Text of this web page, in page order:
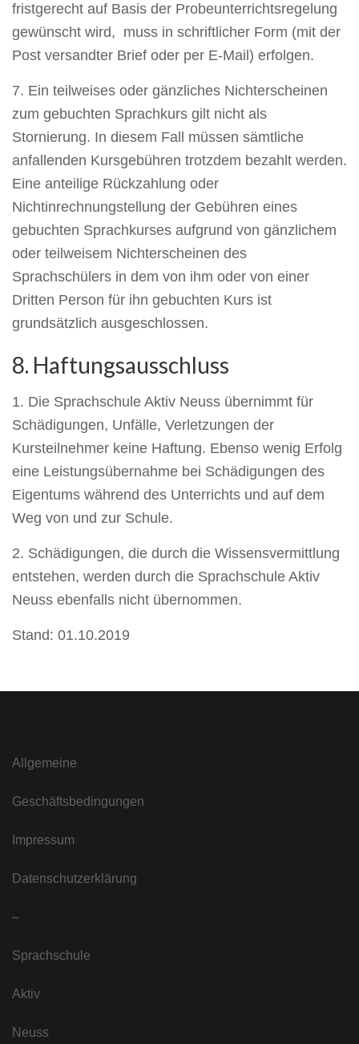
fristgerecht auf Basis der Probeunterrichtsregelung
gewünscht wird, muss in schriftlicher Form (mit der
Post versandter Brief oder per E-Mail) erfolgen.
7. Ein teilweises oder gänzliches Nichterscheinen
zum gebuchten Sprachkurs gilt nicht als
Stornierung. In diesem Fall müssen sämtliche
anfallenden Kursgebühren trotzdem bezahlt werden.
Eine anteilige Rückzahlung oder
Nichtinrechnungstellung der Gebühren eines
gebuchten Sprachkurses aufgrund von gänzlichem
oder teilweisem Nichterscheinen des
Sprachschülers in dem von ihm oder von einer
Dritten Person für ihn gebuchten Kurs ist
grundsätzlich ausgeschlossen.
8. Haftungsausschluss
1. Die Sprachschule Aktiv Neuss übernimmt für
Schädigungen, Unfälle, Verletzungen der
Kursteilnehmer keine Haftung. Ebenso wenig Erfolg
eine Leistungsübernahme bei Schädigungen des
Eigentums während des Unterrichts und auf dem
Weg von und zur Schule.
2. Schädigungen, die durch die Wissensvermittlung
entstehen, werden durch die Sprachschule Aktiv
Neuss ebenfalls nicht übernommen.
Stand: 01.10.2019
Allgemeine
Geschäftsbedingungen
Impressum
Datenschutzerklärung
–
Sprachschule
Aktiv
Neuss